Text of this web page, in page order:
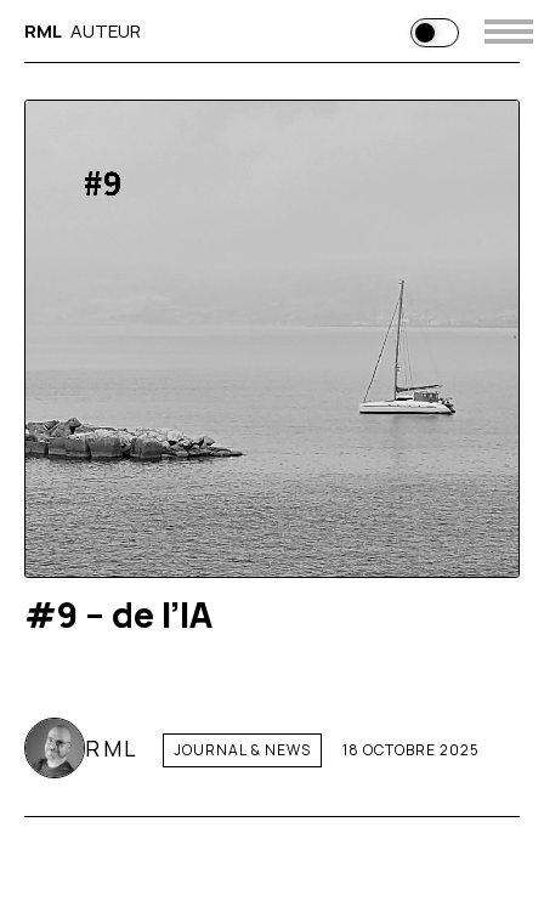
RML AUTEUR
#9 – de l’IA
RML JOURNAL & NEWS 18 OCTOBRE 2025